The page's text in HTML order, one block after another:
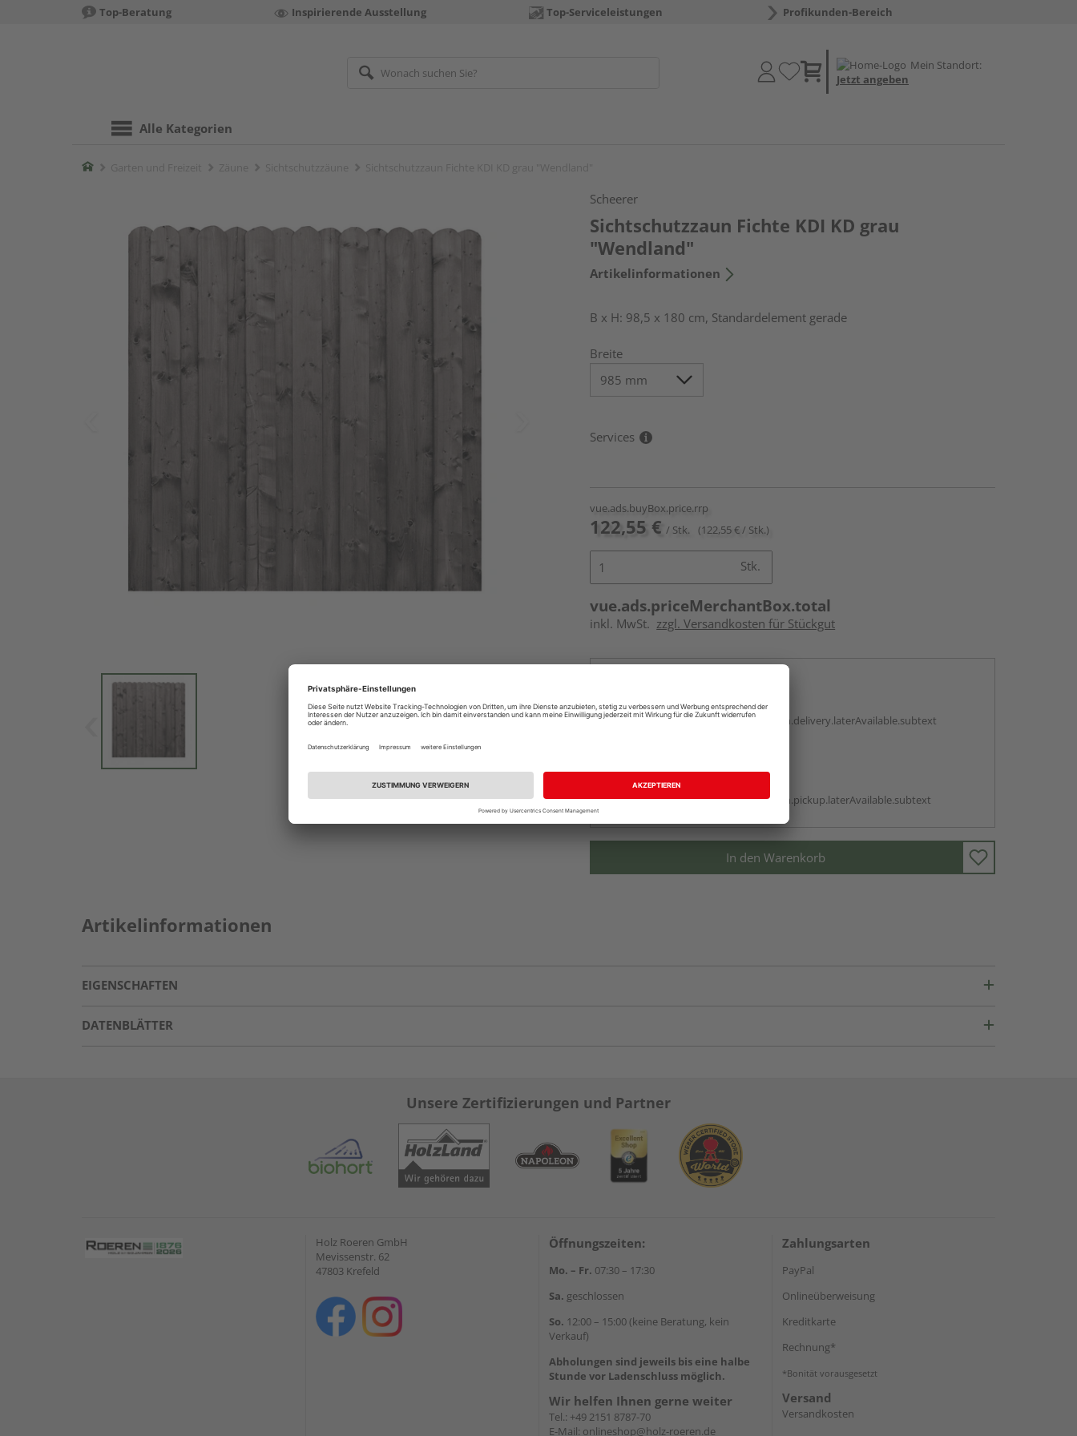
Top-Beratung Inspirierende Ausstellung Top-Serviceleistungen Profikunden-Bereich
Mein Standort:
Jetzt angeben
Alle Kategorien
Home
Scheerer
Sichtschutzzaun Fichte KDI KD grau
"Wendland"
Artikelinformationen
B x H: 98,5 x 180 cm, Standardelement gerade
Breite
Services
vue.ads.buyBox.price.rrp
122,55 € / Stk. (122,55 € / Stk.)
Stk.
vue.ads.priceMerchantBox.total
inkl. MwSt. zzgl. Versandkosten für Stückgut
Auf Vorbestellung:
vue.ads.priceMerchantBox.option.delivery.laterAvailable.subtext
Auf Vorbestellung:
vue.ads.priceMerchantBox.option.pickup.laterAvailable.subtext
In den Warenkorb
Artikelinformationen
EIGENSCHAFTEN
DATENBLÄTTER
Unsere Zertifizierungen und Partner
Holz Roeren GmbH
Mevissenstr. 62
47803 Krefeld
Öffnungszeiten:
Mo. – Fr. 07:30 – 17:30
Sa. geschlossen
So. 12:00 – 15:00 (keine Beratung, kein
Verkauf)
Abholungen sind jeweils bis eine halbe
Stunde vor Ladenschluss möglich.
Wir helfen Ihnen gerne weiter
Tel.: +49 2151 8787-70
E-Mail: onlineshop@holz-roeren.de
Zahlungsarten
PayPal
Onlineüberweisung
Kreditkarte
Rechnung*
*Bonität vorausgesetzt
Versand
Versandkosten